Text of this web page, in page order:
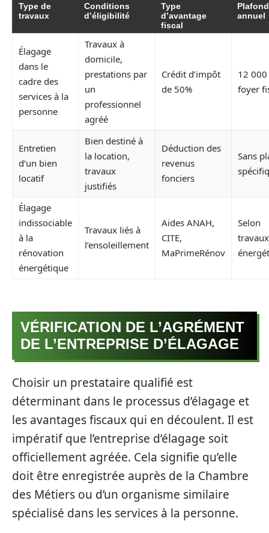
Type de
travaux
Conditions
d’éligibilité
Type
d’avantage
fiscal
Plafond
annuel
Élagage
dans le
cadre des
services à la
personne
Travaux à
domicile,
prestations par
un
professionnel
agréé
Crédit d’impôt
de 50%
12
foyer
Entretien
d’un bien
locatif
Bien destiné à
la location,
travaux
justifiés
Déduction des
revenus
fonciers
Sans
Élagage
indissociable
à la
rénovation
énergétique
Travaux liés à
l’ensoleillement
Aides ANAH,
CITE,
MaPrimeRénov
Selon
travaux
VÉRIFICATION DE L’AGRÉMENT
DE L’ENTREPRISE D’ÉLAGAGE
Choisir un prestataire qualifié est
déterminant dans le processus d’élagage et
les avantages fiscaux qui en découlent. Il est
impératif que l’entreprise d’élagage soit
officiellement agréée. Cela signifie qu’elle
doit être enregistrée auprès de la Chambre
des Métiers ou d’un organisme similaire
spécialisé dans les services à la personne.